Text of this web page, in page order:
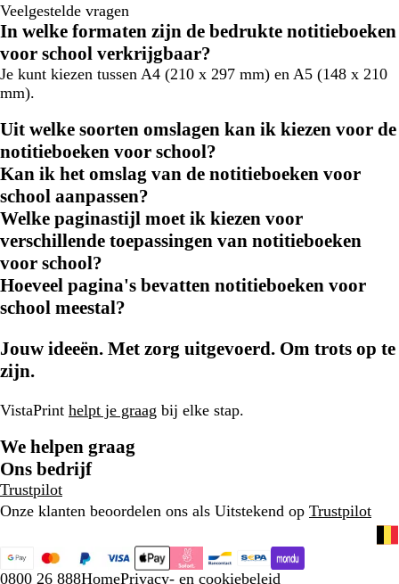
Veelgestelde vragen
In welke formaten zijn de bedrukte notitieboeken
voor school verkrijgbaar?
Je kunt kiezen tussen A4 (210 x 297 mm) en A5 (148 x 210
mm).
Uit welke soorten omslagen kan ik kiezen voor de
notitieboeken voor school?
Kan ik het omslag van de notitieboeken voor
school aanpassen?
Welke paginastijl moet ik kiezen voor
verschillende toepassingen van notitieboeken
voor school?
Hoeveel pagina's bevatten notitieboeken voor
school meestal?
Jouw ideeën. Met zorg uitgevoerd. Om trots op te
zijn.
VistaPrint helpt je graag bij elke stap.
We helpen graag
Ons bedrijf
Trustpilot
Onze klanten beoordelen ons als Uitstekend op Trustpilot
0800 26 888HomePrivacy- en cookiebeleid